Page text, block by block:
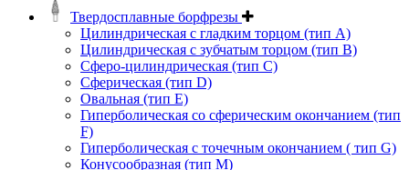
Твердосплавные борфрезы
Цилиндрическая с гладким торцом (тип А)
Цилиндрическая с зубчатым торцом (тип В)
Сферо-цилиндрическая (тип С)
Сферическая (тип D)
Овальная (тип Е)
Гиперболическая со сферическим окончанием (тип
F)
Гиперболическая с точечным окончанием ( тип G)
Конусообразная (тип М)